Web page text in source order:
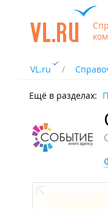
VL.ru
Ещё в разделах: